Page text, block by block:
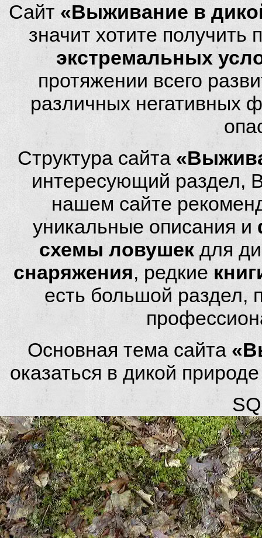
Сайт «Выживание в
значит хотите
экстремальных
протяжении всего
различных негативных
Структура сайта
интересующий раздел,
нашем сайте
уникальные описания и
схемы ловушек для
снаряжения, редкие
есть большой
Основная тема сайта
оказаться в дикой